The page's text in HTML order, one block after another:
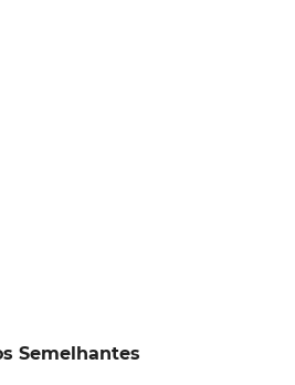
Semelhantes